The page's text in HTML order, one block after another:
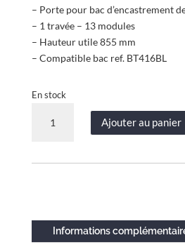
– Porte pour bac d’encastrement
– 1 travée – 13 modules
– Hauteur utile 855 mm
– Compatible bac ref. BT416BL
En stock
travée
-
Ajouter au panier
Informations